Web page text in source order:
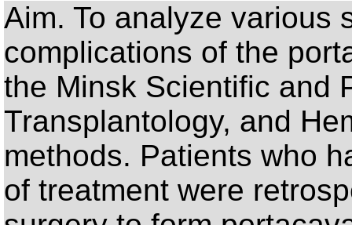
Aim. To analyze various
complications of the
the Minsk Scientific and
Transplantology, and
methods. Patients who
of treatment were